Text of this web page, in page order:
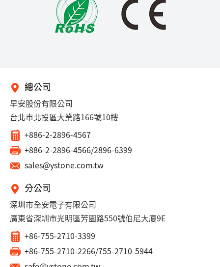
總公司
早安股份有限公司
台北市北投區大業路166號10樓
+886-2-2896-4567
+886-2-2896-4566/2896-6399
sales@ystone.com.tw
分公司
深圳市全安電子有限公司
廣東省深圳市光明區芳園路550號伯尼大廈9E
+86-755-2710-3399
+86-755-2710-2266/755-2710-5944